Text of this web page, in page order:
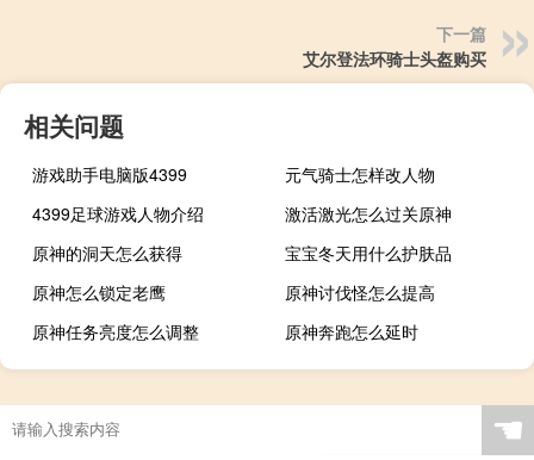
下一篇
艾尔登法环骑士头盔购买
相关问题
游戏助手电脑版4399
元气骑士怎样改人物
4399足球游戏人物介绍
激活激光怎么过关原神
原神的洞天怎么获得
宝宝冬天用什么护肤品
原神怎么锁定老鹰
原神讨伐怪怎么提高
原神任务亮度怎么调整
原神奔跑怎么延时
☚